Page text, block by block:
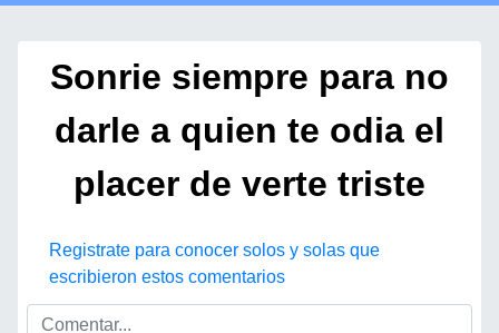
Sonrie siempre para no
darle a quien te odia el
placer de verte triste
Registrate para conocer solos y solas que
escribieron estos comentarios